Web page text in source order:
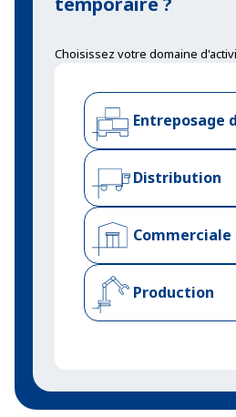
Choisissez votre domaine
Entreposage
Distribution
Commerciale
Production